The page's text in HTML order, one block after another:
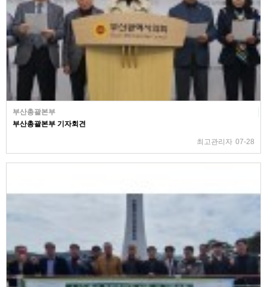
부산총괄본부
부산총괄본부 기자회견
최고관리자 07-28